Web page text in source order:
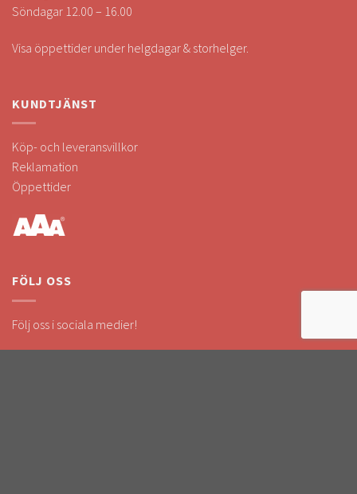
Söndagar 12.00 – 16.00
Visa öppettider under helgdagar & storhelger.
KUNDTJÄNST
Köp- och leveransvillkor
Reklamation
Öppettider
FÖLJ OSS
Följ oss i sociala medier!